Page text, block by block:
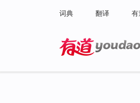
词典 翻译 有